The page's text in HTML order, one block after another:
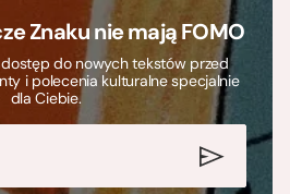
Znaku nie mają FOMO
do nowych tekstów przed
i polecenia kulturalne specjalnie
dla Ciebie.